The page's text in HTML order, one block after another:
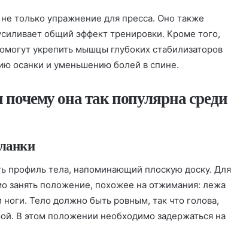
только упражнение для пресса. Оно также
общий эффект тренировки. Кроме того,
укрепить мышцы глубоких стабилизаторов
осанки и уменьшению болей в спине.
она так популярна среди
профиль тела, напоминающий плоскую доску. Для
занять положение, похожее на отжимания: лежа
Тело должно быть ровным, так что голова,
В этом положении необходимо задержаться на